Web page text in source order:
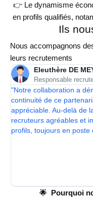
👉 Le dynamisme
en profils qualifiés,
Ils
Nous accompagnons
leurs recrutements
Eleuthère DE
Responsable
"Notre collaboration a
continuité de ce
appréciable. Au-delà de
recruteurs agréables et
profils, toujours en poste
🌟 Pourquoi